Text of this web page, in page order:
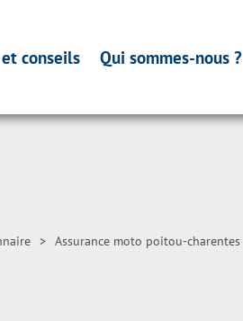
conseils Qui sommes-nous ?
> Assurance moto poitou-charentes